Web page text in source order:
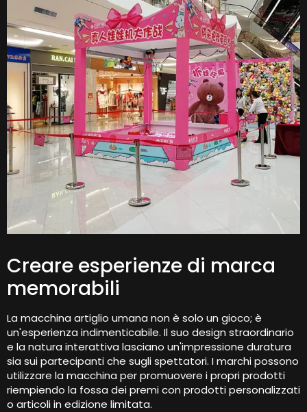
Creare esperienze di marca
memorabili
La macchina artiglio umana non è solo un gioco; è
un'esperienza indimenticabile. Il suo design straordinario
e la natura interattiva lasciano un'impressione duratura
sia sui partecipanti che sugli spettatori. I marchi possono
utilizzare la macchina per promuovere i propri prodotti
riempiendo la fossa dei premi con prodotti personalizzati
o articoli in edizione limitata.